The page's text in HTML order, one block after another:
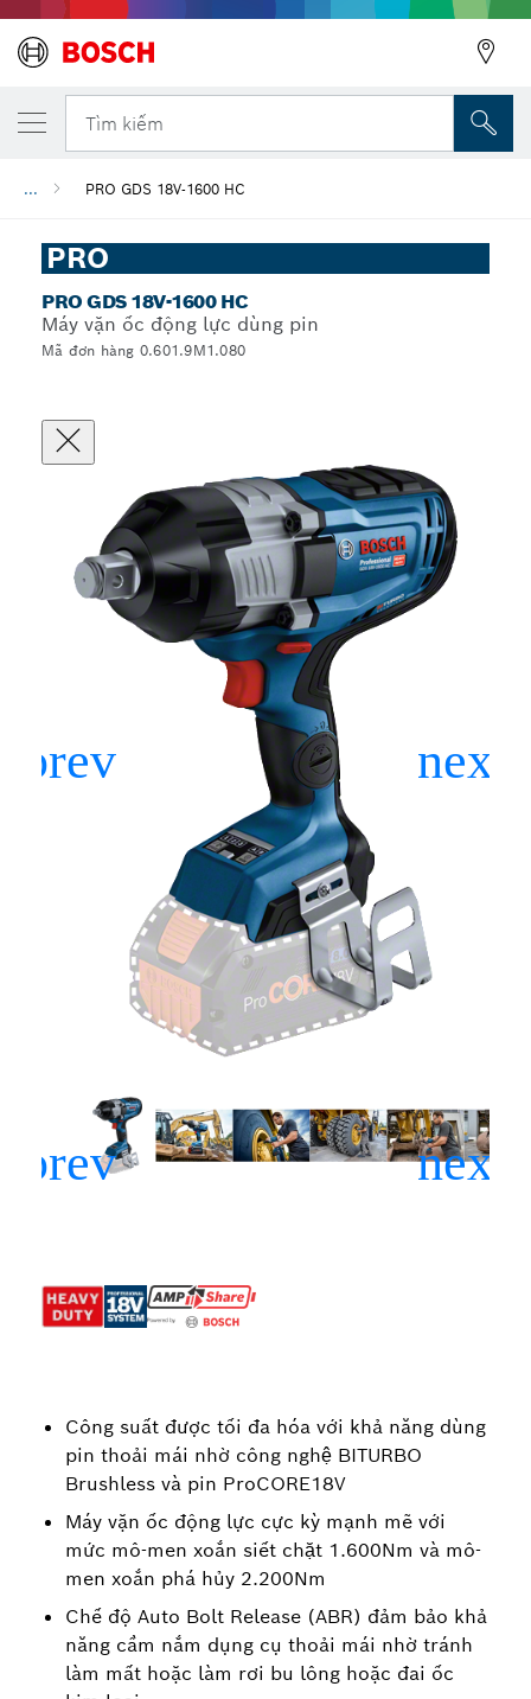
Tìm kiếm
... PRO GDS 18V-1600 HC
PRO
PRO GDS 18V-1600 HC
Máy vặn ốc động lực dùng pin
Mã đơn hàng 0.601.9M1.080
Công suất được tối đa hóa với khả năng dùng
pin thoải mái nhờ công nghệ BITURBO
Brushless và pin ProCORE18V
Máy vặn ốc động lực cực kỳ mạnh mẽ với
mức mô-men xoắn siết chặt 1.600Nm và mô-
men xoắn phá hủy 2.200Nm
Chế độ Auto Bolt Release (ABR) đảm bảo khả
năng cầm nắm dụng cụ thoải mái nhờ tránh
làm mất hoặc làm rơi bu lông hoặc đai ốc